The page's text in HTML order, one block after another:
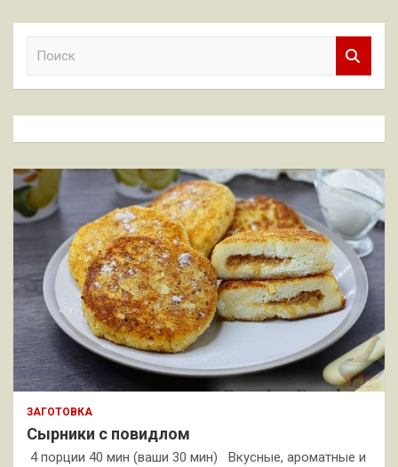
к
ЗАГОТОВКА
Сырники с повидлом
4 порции 40 мин (ваши 30 мин) Вкусные, ароматные и